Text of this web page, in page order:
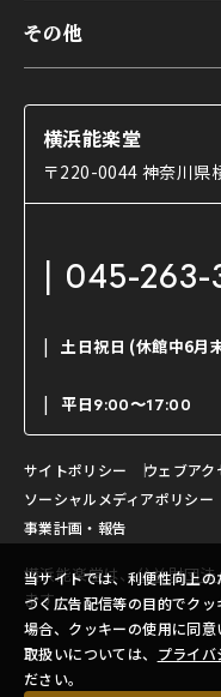
当サイトでは、利便性向上
づく広告配信等の目的でク
場合、クッキーの使用に同
取扱いについては、 プライ
ださい。
交通アクセス
第二舞台
研修室
楽屋
ご利用の流れ
利用料金表
能舞台と演じ手
使用する道具
能・狂言の曲目
日本の古典芸能
その他
コラム
OTABISHO
チケット購入方法
ご寄附について
よくいただくご質問
お問い合わせ
横浜能楽堂
〒220-0044 神奈川県
045-263-
土日祝日 (休館中6月
平日9:00〜17:00
サイトポリシー
ウェブアク
ソーシャルメディアポリシー
事業計画・報告
横浜能楽堂は、公益財団
ます。